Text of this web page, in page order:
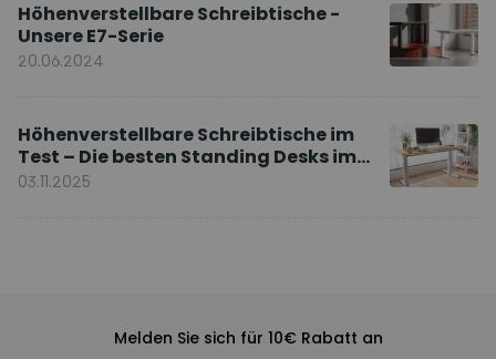
Höhenverstellbare Schreibtische -
Unsere E7-Serie
20.06.2024
Höhenverstellbare Schreibtische im
Test – Die besten Standing Desks im
Vergleich
03.11.2025
Melden Sie sich für 10€ Rabatt an